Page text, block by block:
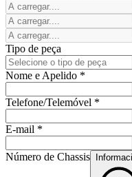
Tipo de peça
Nome e Apelido *
Telefone/Telemóvel *
E-mail *
Número de Chassis